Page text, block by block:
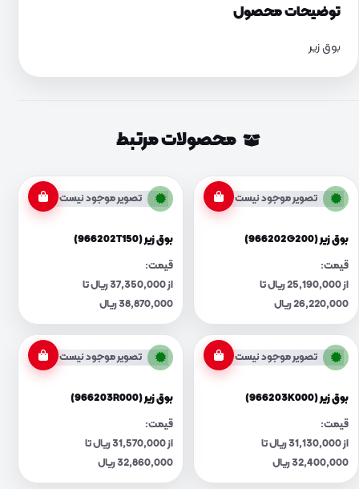
توضیحات محصول
بوق زیر
محصولات مرتبط
تصویر موجود نیست
بوق زیر (966202G200)
قیمت:
از 25,190,000 ریال تا
26,220,000 ریال
تصویر موجود نیست
بوق زیر (966202T150)
قیمت:
از 37,350,000 ریال تا
38,870,000 ریال
تصویر موجود نیست
بوق زیر (966203K000)
قیمت:
از 31,130,000 ریال تا
32,400,000 ریال
تصویر موجود نیست
بوق زیر (966203R000)
قیمت:
از 31,570,000 ریال تا
32,860,000 ریال